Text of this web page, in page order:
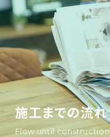
施工までの流れ
Flow until construction